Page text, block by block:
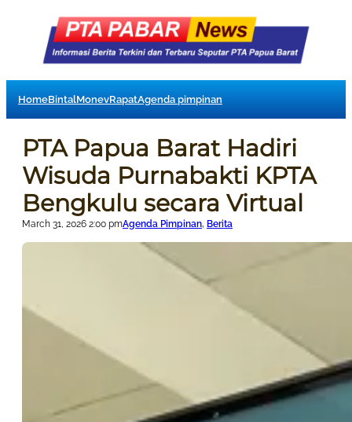
HomeBintalMonevRapatAgenda pimpinan
PTA Papua Barat Hadiri
Wisuda Purnabakti KPTA
Bengkulu secara Virtual
March 31, 2026 2:00 pmAgenda Pimpinan, Berita